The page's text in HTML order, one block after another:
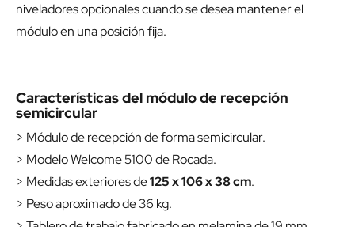
niveladores opcionales cuando se desea mantener el
módulo en una posición fija.
Características del módulo de recepción
semicircular
> Módulo de recepción de forma semicircular.
> Modelo Welcome 5100 de Rocada.
> Medidas exteriores de125 x 106 x 38 cm.
> Peso aproximado de 36 kg.